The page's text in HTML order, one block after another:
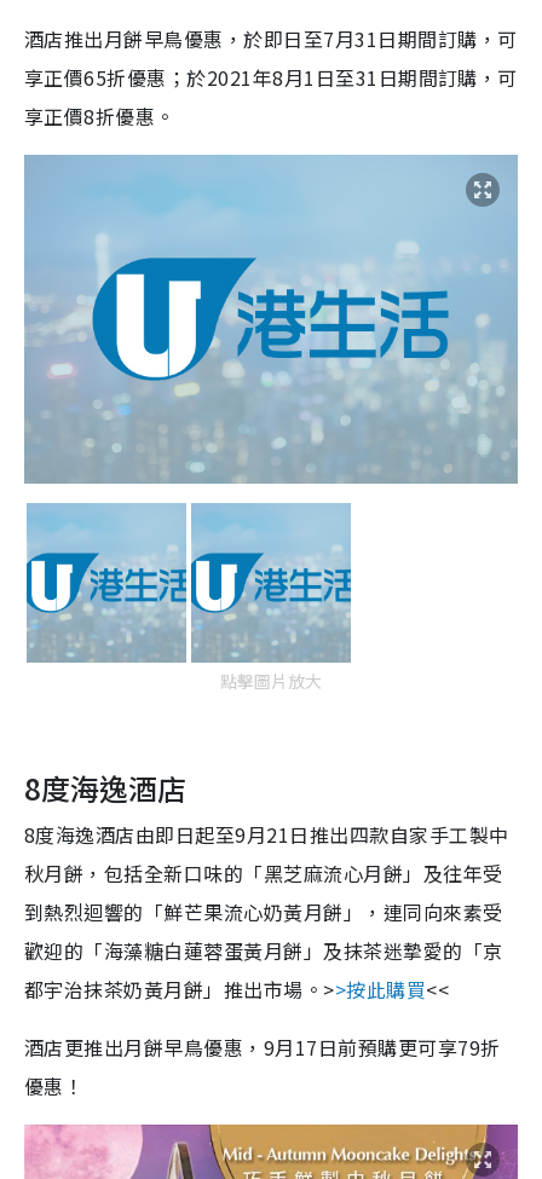
酒店推出月餅早鳥優惠，於即日至7月31日期間訂購，可
享正價65折優惠；於2021年8月1日至31日期間訂購，可
享正價8折優惠。
點擊圖片放大
8度海逸酒店
8度海逸酒店由即日起至9月21日推出四款自家手工製中
秋月餅，包括全新口味的「黑芝麻流心月餅」及往年受
到熱烈迴響的「鮮芒果流心奶黃月餅」，連同向來素受
歡迎的「海藻糖白蓮蓉蛋黃月餅」及抹茶迷摯愛的「京
都宇治抹茶奶黃月餅」推出市場。>>按此購買<<
酒店更推出月餅早鳥優惠，9月17日前預購更可享79折
優惠！